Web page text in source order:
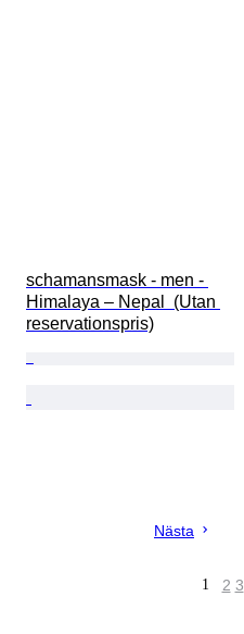
schamansmask - men -
Himalaya – Nepal  (Utan
reservationspris)
Nästa
1 2 3